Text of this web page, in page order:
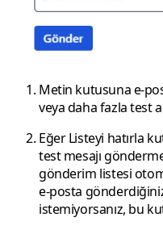
Metin kutusuna e-
veya daha fazla test
EğerListeyi hatırla
test mesajı
gönderim listesi
e-posta
istemiyorsanız, bu